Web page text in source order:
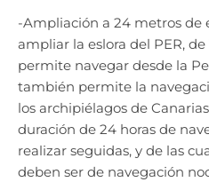
-Ampliación a 24 metros de
ampliar la eslora del PER,
permite navegar desde la
también permite la
los archipiélagos de
duración de 24 horas de
realizar seguidas, y de las
deben ser de navegación